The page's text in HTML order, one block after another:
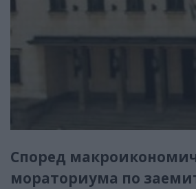
Според
мораториума по